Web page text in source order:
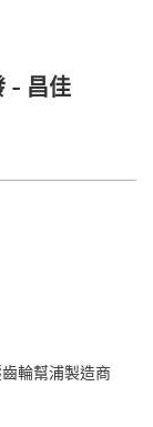
- 昌佳
輪幫浦製造商